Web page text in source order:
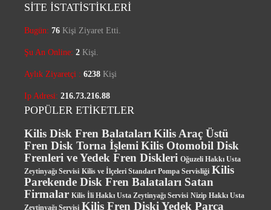
SİTE İSTATİSTİKLERİ
Bugün: 76 Kişi Ziyaret Etti.
Şu An Online: 2 Kişi.
Aylık Ziyaretçi : 6238 Kişi
Ip Adresi: 216.73.216.88
POPÜLER ETİKETLER
Kilis Disk Fren BalatalarıKilis Araç Üstü
Fren Disk Torna İşlemiKilis Otomobil Disk
Frenleri ve Yedek Fren Diskleri Oğuzeli Hakkı Usta
Zeytinyağı Servisi Kilis ve İlçeleri Standart Pompa Servisliği Kilis
Parekende Disk Fren Balataları Satan
Firmalar Kilis İli Hakkı Usta Zeytinyağı Servisi Nizip Hakkı Usta
Zeytinyağı Servisi Kilis Fren Diski Yedek Parça